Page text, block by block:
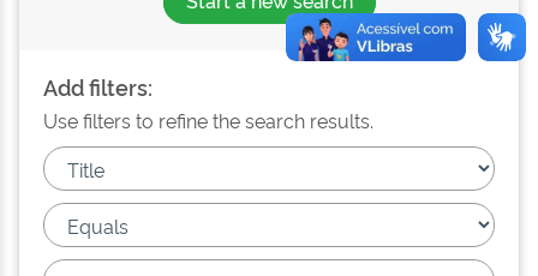
Add filters:
Use filters to refine the search results.